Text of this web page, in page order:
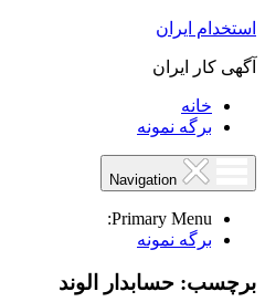
استخدام ایران
آگهی کار ایران
خانه
برگه نمونه
Primary Menu:
برگه نمونه
برچسب: حسابدار الوند